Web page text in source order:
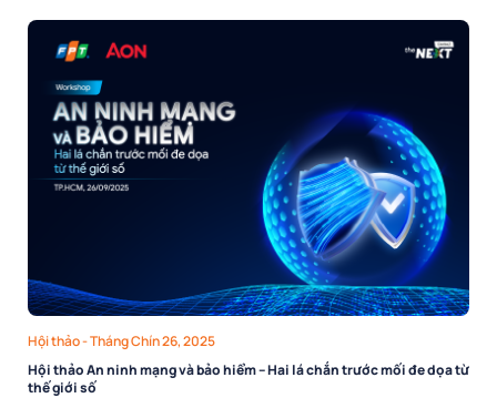
Hội thảo- Tháng Chín 26, 2025
Hội thảo An ninh mạng và bảo hiểm – Hai lá chắn trước mối đe dọa từ
thế giới số